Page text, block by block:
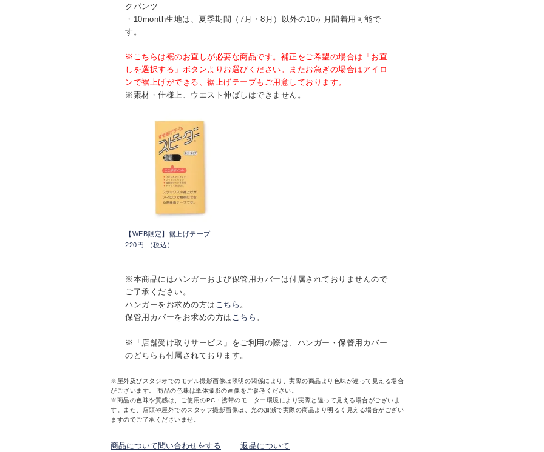
クパンツ
・10month生地は、夏季期間（7月・8月）以外の10ヶ月間着用可能で
す。
※こちらは裾のお直しが必要な商品です。補正をご希望の場合は「お直
しを選択する」ボタンよりお選びください。またお急ぎの場合はアイロ
ンで裾上げができる、裾上げテープもご用意しております。
※素材・仕様上、ウエスト伸ばしはできません。
【WEB限定】裾上げテープ
220円 （税込）
※本商品にはハンガーおよび保管用カバーは付属されておりませんので
ご了承ください。
ハンガーをお求めの方は こちら 。
保管用カバーをお求めの方は こちら 。
※「店舗受け取りサービス」をご利用の際は、ハンガー・保管用カバー
のどちらも付属されております。
※屋外及びスタジオでのモデル撮影画像は照明の関係により、実際の商品より色味が違って見える場合
がございます。 商品の色味は単体撮影の画像をご参考ください。
※商品の色味や質感は、ご使用のPC・携帯のモニター環境により実際と違って見える場合がございま
す。また、店頭や屋外でのスタッフ撮影画像は、光の加減で実際の商品より明るく見える場合がござい
ますのでご了承くださいませ。
商品について問い合わせをする 返品について